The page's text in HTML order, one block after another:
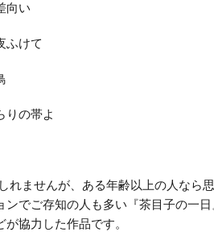
い
けて
の帯よ
れませんが、ある年齢以上の人なら
でご存知の人も多い『茶目子の一
協力した作品です。